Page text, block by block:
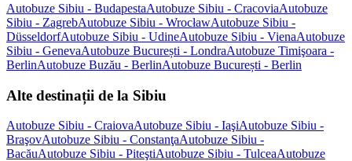
Autobuze Sibiu - BudapestaAutobuze Sibiu - CracoviaAutobuze
Sibiu - ZagrebAutobuze Sibiu - WrocławAutobuze Sibiu -
DüsseldorfAutobuze Sibiu - UdineAutobuze Sibiu - VienaAutobuze
Sibiu - GenevaAutobuze București - LondraAutobuze Timişoara -
BerlinAutobuze Buzău - BerlinAutobuze București - Berlin
Alte destinații de la Sibiu
Autobuze Sibiu - CraiovaAutobuze Sibiu - IaşiAutobuze Sibiu -
BraşovAutobuze Sibiu - ConstanţaAutobuze Sibiu -
BacăuAutobuze Sibiu - PiteştiAutobuze Sibiu - TulceaAutobuze